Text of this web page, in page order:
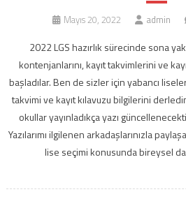
Mayıs 20, 2022 admin
2022 LGS hazırlık sürecinde sona
kontenjanlarını, kayıt takvimlerini ve
başladılar. Ben de sizler için yabancı
takvimi ve kayıt kılavuzu bilgilerini
okullar yayınladıkça yazı
Yazılarımı ilgilenen arkadaşlarınızla
lise seçimi konusunda bireysel